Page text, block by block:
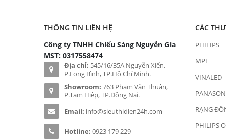
THÔNG TIN LIÊN HỆ
Công ty TNHH Chiếu Sáng Nguyễn Gia
MST: 0317558474
Địa chỉ: 545/16/35A Nguyễn Xiển,
P.Long Bình, TP.Hồ Chí Minh.
Showroom: 763 Phạm Văn Thuận,
P.Tam Hiệp, TP.Đồng Nai.
Email: info@sieuthidien24h.com
Hotline: 0923 179 229
CÁC
PHILIPS
MPE
VINALED
RẠNG
PHILIPS